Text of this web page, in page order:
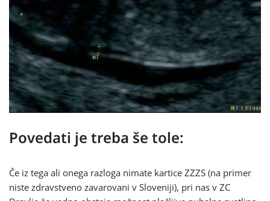
Povedati je treba še tole:
Če iz tega ali onega razloga nimate kartice ZZZS (na primer
niste zdravstveno zavarovani v Sloveniji), pri nas v ZC